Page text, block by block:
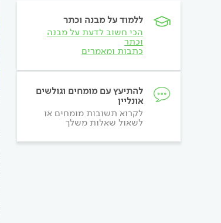
ללמוד על מבנה וכתר
הכי חשוב לדעת על מבנה
וכתר
כתבות ומאמרים
להתיעץ עם מומחים וגולשים
אונליין
לקרוא תשובות מומחים או
לשאול שאלות משלך